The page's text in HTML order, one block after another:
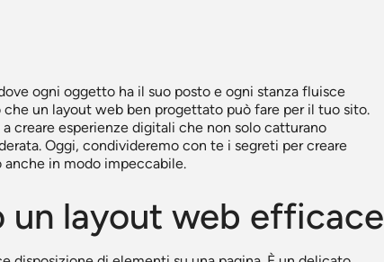
ogni oggetto ha il suo posto e ogni stanza fluisce
un layout web ben progettato può fare per il tuo sito.
creare esperienze digitali che non solo catturano
Oggi, condivideremo con te i segreti per creare
in modo impeccabile.
un layout web efficace